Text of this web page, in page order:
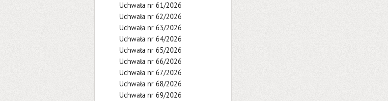
Uchwała nr 61/2026
Uchwała nr 62/2026
Uchwała nr 63/2026
Uchwała nr 64/2026
Uchwała nr 65/2026
Uchwała nr 66/2026
Uchwała nr 67/2026
Uchwała nr 68/2026
Uchwała nr 69/2026